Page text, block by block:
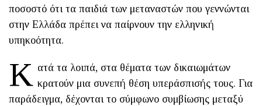
ποσοστό ότι τα παιδιά των μεταναστών που γεννώνται
στην Ελλάδα πρέπει να παίρνουν την ελληνική
υπηκοότητα.
Κ ατά τα λοιπά, στα θέματα των δικαιωμάτων
κρατούν μια συνεπή θέση υπεράσπισής τους. Για
παράδειγμα, δέχονται το σύμφωνο συμβίωσης μεταξύ